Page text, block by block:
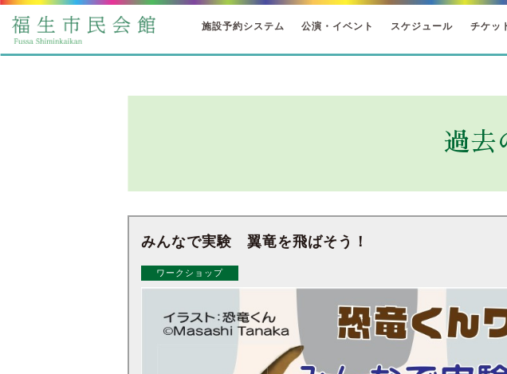
過去
みんなで実験 翼竜を飛ばそう！
ワークショップ
施設予約システム 公演・イベント スケジュール チケッ